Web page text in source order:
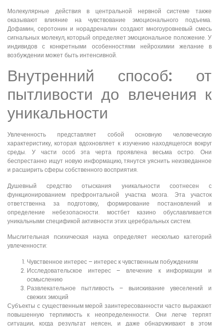
Молекулярные действия в центральной нервной системе также
оказывают влияние на чувствование эмоционального подъема.
Дофамин, серотонин и норадреналин создают многоуровневый смесь
сигнальных молекул, который определяет эмоциональное положение. У
индивидов с конкретными особенностями нейрохимии желание в
возбуждении может быть интенсивной.
Внутренний способ: от
пытливости до влечения к
уникальности
Увлеченность представляет собой основную человеческую
характеристику, которая вдохновляет к изучению находящегося вокруг
среды. У части особ эта черта проявлена весьма остро. Они
беспрестанно ищут новую информацию, тянутся уяснить неизведанное
и расширить сферы собственного восприятия.
Душевный средство отыскания уникальности соотнесен с
функционированием префронтальной участка мозга. Эта участок
ответственна за подготовку, формирование постановлений и
определение небезопасности. мостбет казино обуславливается
уникальными спецификой активности этих церебральных систем.
Мыслительная психическая наука определяет несколько категорий
увлеченности:
Чувственное интерес – интерес к чувственным побуждениям
Исследовательское интерес – влечение к информации и
осмыслению
Развлекательное пытливость – выискивание увеселений и
свежих эмоций
Субъекты с существенным мерой заинтересованности часто выражают
повышенную терпимость к неопределенности. Они легче терпят
ситуации, когда результат неясен, и даже обнаруживают в этом